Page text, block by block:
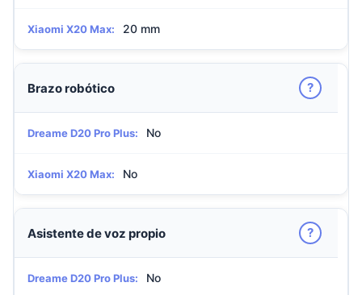
Xiaomi X20 Max: 20 mm
Brazo robótico ?
Dreame D20 Pro Plus: No
Xiaomi X20 Max: No
Asistente de voz propio ?
Dreame D20 Pro Plus: No